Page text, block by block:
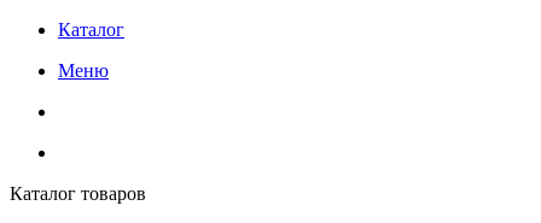
Каталог
Меню
Каталог товаров